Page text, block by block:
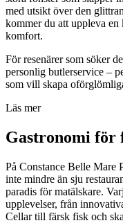
med utsikt över den
kommer du att uppleva
komfort.
För resenärer som söker
personlig butlerservice –
som vill skapa
Läs mer
Gastronomi för
På Constance Belle Mare
inte mindre än sju
paradis för matälskare.
upplevelser, från
Cellar till färsk fisk och